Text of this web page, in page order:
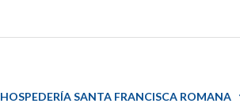
HOSPEDERÍA SANTA FRANCISCA ROMANA